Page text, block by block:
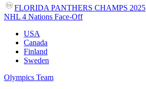
FLORIDA PANTHERS CHAMPS 2025
NHL 4 Nations Face-Off
USA
Canada
Finland
Sweden
Olympics Team